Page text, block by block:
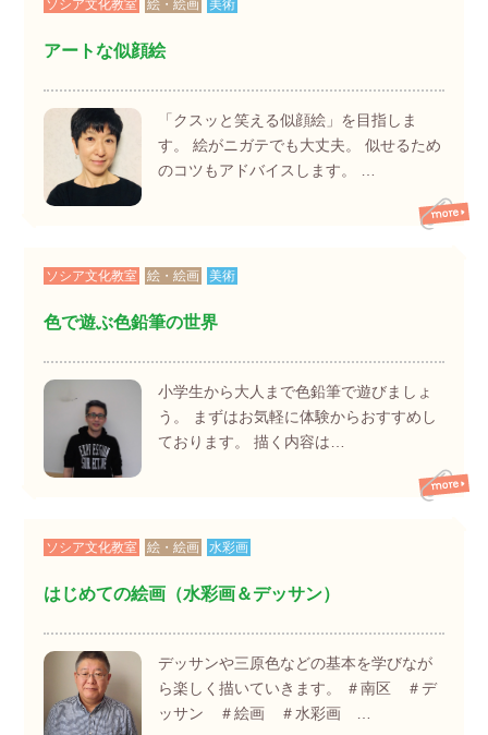
ソシア文化教室 絵・絵画 美術
アートな似顔絵
「クスッと笑える似顔絵」を目指しま
す。 絵がニガテでも大丈夫。 似せるため
のコツもアドバイスします。 …
ソシア文化教室 絵・絵画 美術
色で遊ぶ色鉛筆の世界
小学生から大人まで色鉛筆で遊びましょ
う。 まずはお気軽に体験からおすすめし
ております。 描く内容は…
ソシア文化教室 絵・絵画 水彩画
はじめての絵画（水彩画＆デッサン）
デッサンや三原色などの基本を学びなが
ら楽しく描いていきます。 ＃南区 ＃デ
ッサン ＃絵画 ＃水彩画 …